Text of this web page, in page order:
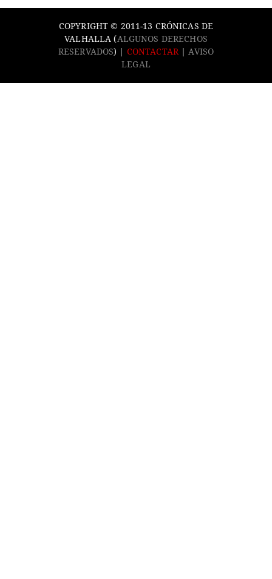
COPYRIGHT © 2011-13 CRÓNICAS DE
VALHALLA (ALGUNOS DERECHOS
RESERVADOS) | CONTACTAR|AVISO
LEGAL